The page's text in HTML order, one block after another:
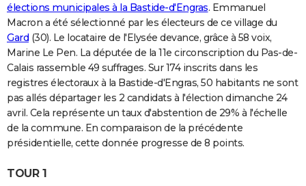
élections municipales à la Bastide-d'Engras. Emmanuel
Macron a été sélectionné par les électeurs de ce village du
Gard (30). Le locataire de l'Elysée devance, grâce à 58 voix,
Marine Le Pen. La députée de la 11e circonscription du Pas-de-
Calais rassemble 49 suffrages. Sur 174 inscrits dans les
registres électoraux à la Bastide-d'Engras, 50 habitants ne sont
pas allés départager les 2 candidats à l'élection dimanche 24
avril. Cela représente un taux d'abstention de 29% à l'échelle
de la commune. En comparaison de la précédente
présidentielle, cette donnée progresse de 8 points.
TOUR 1